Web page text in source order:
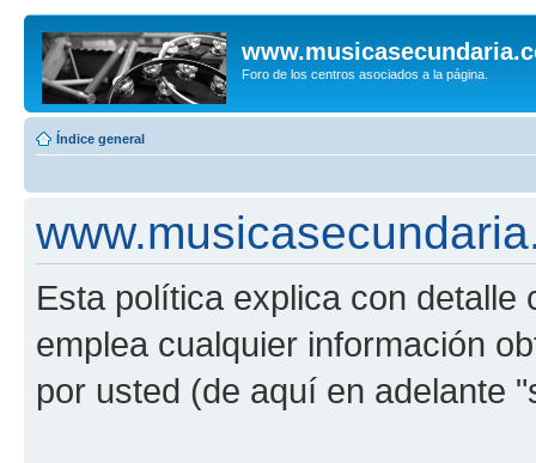
Foro de los centros asociados a la página.
Índice general
Esta política explica con
emplea cualquier información
por usted (de aquí en adelante